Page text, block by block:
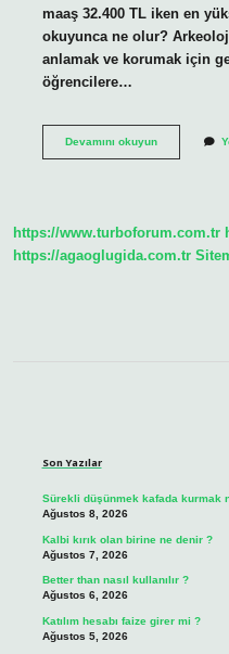
maaş 32.400 TL iken en
okuyunca ne olur?
anlamak ve korumak için
öğrencilere…
Devamını okuyunArkeoloji
https://www.turboforum.com.tr
https://agaoglugida.com.tr
Son Yazılar
Sürekli düşünmek kafada kurmak
Ağustos 8, 2026
Kalbi kırık olan birine ne denir ?
Ağustos 7, 2026
Better than nasıl kullanılır ?
Ağustos 6, 2026
Katılım hesabı faize girer mi ?
Ağustos 5, 2026